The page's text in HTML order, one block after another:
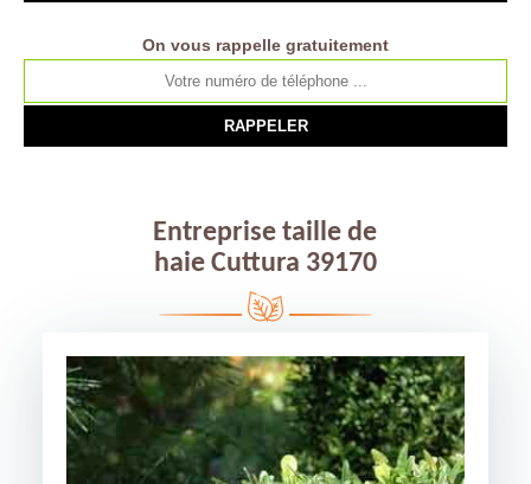
On vous rappelle gratuitement
Entreprise taille de
haie Cuttura 39170